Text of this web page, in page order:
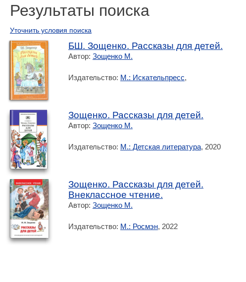
Результаты поиска
Уточнить условия поиска
БШ. Зощенко. Рассказы для детей.
Автор: Зощенко М.
Издательство: М.: Искательпресс,
Зощенко. Рассказы для детей.
Автор: Зощенко М.
Издательство: М.: Детская литература, 2020
Зощенко. Рассказы для детей.
Внеклассное чтение.
Автор: Зощенко М.
Издательство: М.: Росмэн, 2022